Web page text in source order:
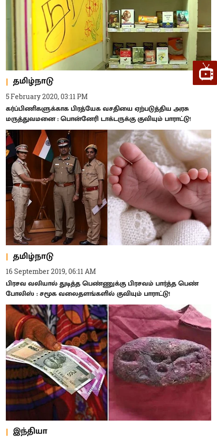
தமிழ்நாடு
5 February 2020, 03:11 PM
கர்ப்பிணிகளுக்காக பிரத்யேக வசதியை ஏற்படுத்திய அரசு
மருத்துவமனை : பொன்னேரி டாக்டருக்கு குவியும் பாராட்டு!
தமிழ்நாடு
16 September 2019, 06:11 AM
பிரசவ வலியால் துடித்த பெண்ணுக்கு பிரசவம் பார்த்த பெண்
போலிஸ் : சமூக வலைதளங்களில் குவியும் பாராட்டு!
இந்தியா